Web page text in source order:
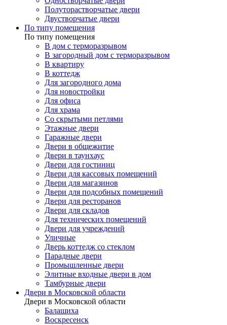
Полуторастворчатые двери
Двустворчатые двери
По типу помещения
По типу помещения
В дом с терморазрывом
В загородный дом с терморазрывом
В квартиру
В коттедж
Для загородного дома
Для новостройки
Для офиса
Для храма
Со скрытыми петлями
Этажные двери
Гаражные двери
Двери в общежитие
Двери в таунхаус
Двери для гостиниц
Двери для кассовых помещений
Двери для магазинов
Двери для подсобных помещений
Двери для ресторанов
Двери для складов
Для технических помещений
Двери для учреждений
Уличные
Дверь коттедж со стеклом
Парадные двери
Промышленные двери
Элитные входные двери в дом
Тамбурные двери
Двери в Московской области
Двери в Московской области
Балашиха
Воскресенск